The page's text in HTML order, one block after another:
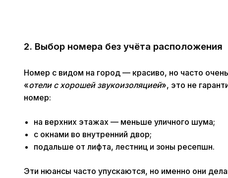
2. Выбор номера без учёта расположения
Номер с видом на город — красиво, но часто
«отели с хорошей звукоизоляцией», это не
номер:
на верхних этажах — меньше уличного шума;
с окнами во внутренний двор;
подальше от лифта, лестниц и зоны ресепшн.
Эти нюансы часто упускаются, но именно они